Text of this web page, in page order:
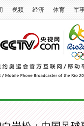
视频 经济 体育 军